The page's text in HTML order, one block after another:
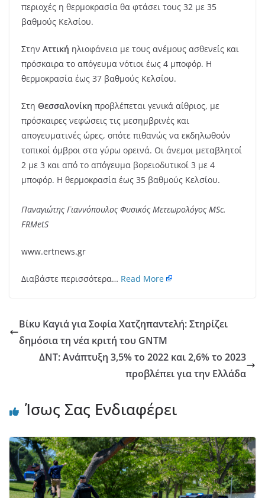
περιοχές η θερμοκρασία θα φτάσει τους 32 με 35
βαθμούς Κελσίου.
Στην Αττική ηλιοφάνεια με τους ανέμους ασθενείς και
πρόσκαιρα το απόγευμα νότιοι έως 4 μποφόρ. Η
θερμοκρασία έως 37 βαθμούς Κελσίου.
Στη Θεσσαλονίκη προβλέπεται γενικά αίθριος, με
πρόσκαιρες νεφώσεις τις μεσημβρινές και
απογευματινές ώρες, οπότε πιθανώς να εκδηλωθούν
τοπικοί όμβροι στα γύρω ορεινά. Οι άνεμοι μεταβλητοί
2 με 3 και από το απόγευμα βορειοδυτικοί 3 με 4
μποφόρ. Η θερμοκρασία έως 35 βαθμούς Κελσίου.
Παναγιώτης Γιαννόπουλος Φυσικός Μετεωρολόγος ΜSc.
FRMetS
www.ertnews.gr
Διαβάστε περισσότερα… Read More
Βίκυ Καγιά για Σοφία Χατζηπαντελή: Στηρίζει
δημόσια τη νέα κριτή του GNTM
ΔΝΤ: Ανάπτυξη 3,5% το 2022 και 2,6% το 2023
προβλέπει για την Ελλάδα
Ίσως Σας Ενδιαφέρει